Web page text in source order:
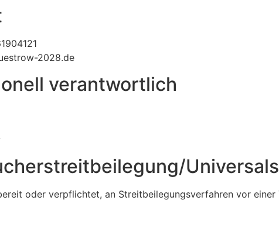
2028.de
verantwortlich
oder verpflichtet, an Streitbeilegungsverfahren vor einer